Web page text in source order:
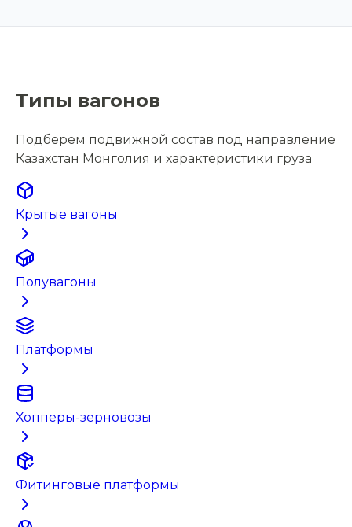
Типы вагонов
Подберём подвижной состав под направление
Казахстан Монголия и характеристики груза
Крытые вагоны
Полувагоны
Платформы
Хопперы-зерновозы
Фитинговые платформы